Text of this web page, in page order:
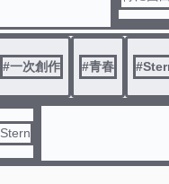
な僕と
#一次創作 #青春 #
Stern